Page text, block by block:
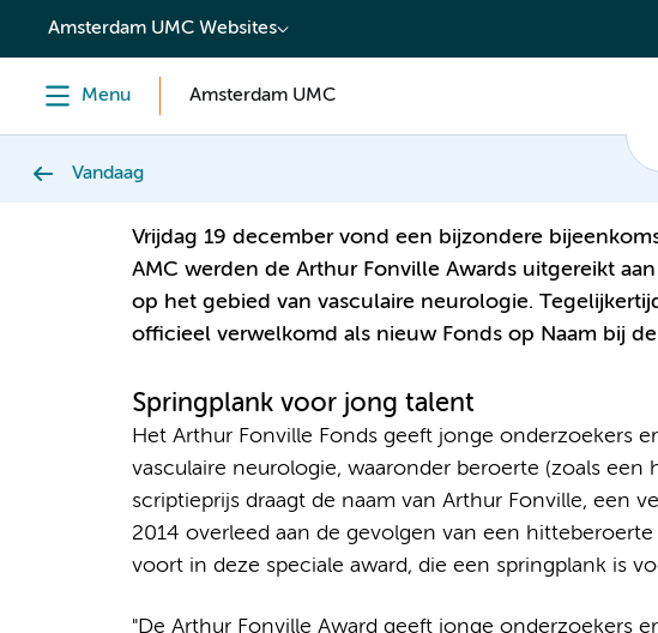
content
Amsterdam UMC Websites
Menu Amsterdam UMC
Vandaag
Vrijdag 19 december vond een bijzondere
AMC werden de Arthur Fonville Awards uitgereikt
op het gebied van vasculaire neurologie.
officieel verwelkomd als nieuw Fonds op Naam bij
Springplank voor jong talent
Het Arthur Fonville Fonds geeft jonge onderzoekers
vasculaire neurologie, waaronder beroerte (zoals een
scriptieprijs draagt de naam van Arthur Fonville, een
2014 overleed aan de gevolgen van een
voort in deze speciale award, die een springplank is
"De Arthur Fonville Award geeft jonge onderzoekers